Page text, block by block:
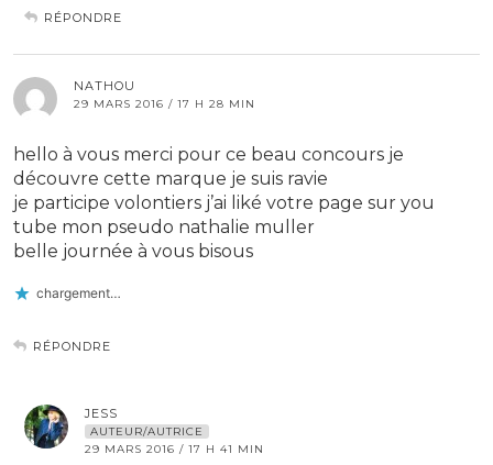
RÉPONDRE
NATHOU
29 MARS 2016 / 17 H 28 MIN
hello à vous merci pour ce beau concours je
découvre cette marque je suis ravie
je participe volontiers j’ai liké votre page sur you
tube mon pseudo nathalie muller
belle journée à vous bisous
chargement…
RÉPONDRE
JESS
AUTEUR/AUTRICE
29 MARS 2016 / 17 H 41 MIN